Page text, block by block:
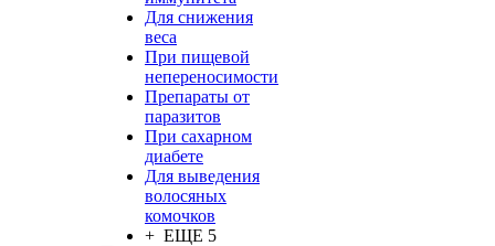
Для снижения
веса
При пищевой
непереносимости
Препараты от
паразитов
При сахарном
диабете
Для выведения
волосяных
комочков
+ ЕЩЕ 5